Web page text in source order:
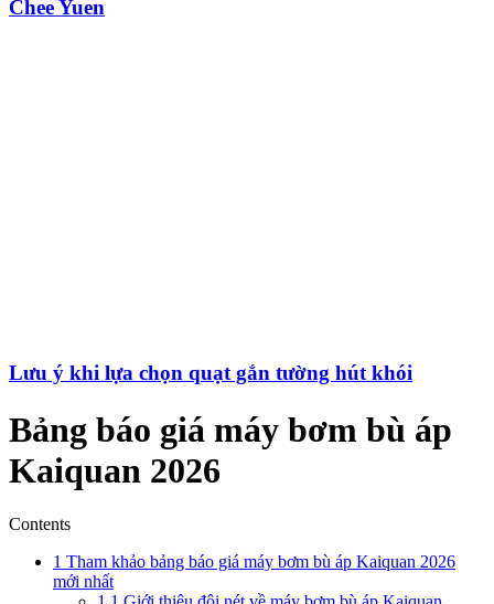
Chee Yuen
Lưu ý khi lựa chọn quạt gắn tường hút khói
Bảng báo giá máy bơm bù áp
Kaiquan 2026
Contents
1 Tham khảo bảng báo giá máy bơm bù áp Kaiquan 2026
mới nhất